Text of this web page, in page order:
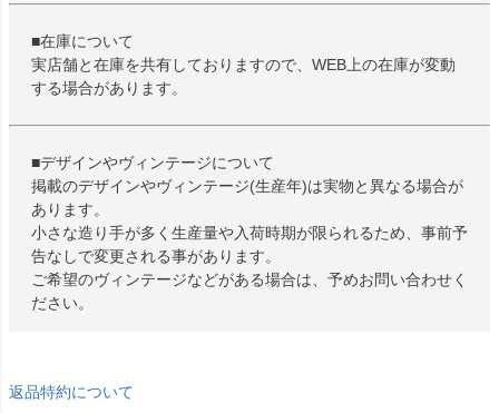
■在庫について
実店舗と在庫を共有しておりますので、WEB上の在庫が変動
する場合があります。
■デザインやヴィンテージについて
掲載のデザインやヴィンテージ(生産年)は実物と異なる場合が
あります。
小さな造り手が多く生産量や入荷時期が限られるため、事前予
告なしで変更される事があります。
ご希望のヴィンテージなどがある場合は、予めお問い合わせく
ださい。
返品特約について